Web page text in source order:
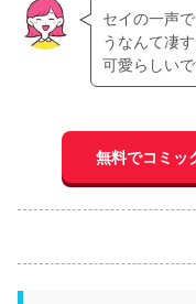
セイの一声
うなんて凄
可愛らしいで
無料でコミッ